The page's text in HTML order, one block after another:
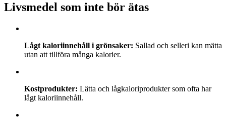
Livsmedel som inte bör ätas
Lågt kaloriinnehåll i grönsaker: Sallad och selleri kan mätta
utan att tillföra många kalorier.
Kostprodukter: Lätta och lågkaloriprodukter som ofta har
lågt kaloriinnehåll.